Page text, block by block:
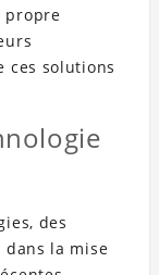
propre
ces solutions
des
la mise